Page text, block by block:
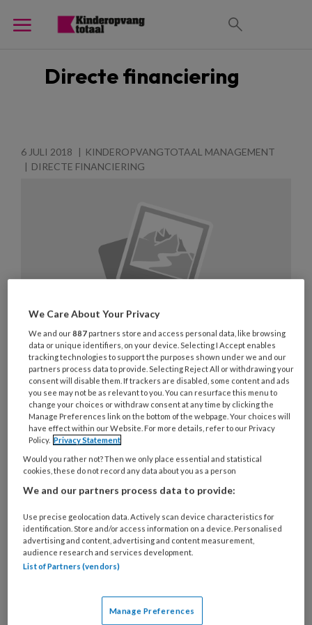
Directe financiering
6 JULI 2018
KINDEROPVANGTOTAAL MANAGEMENT
DIRECTE FINANCIERING
‘Verhoog de maximum uurprijs’
Uit het praktijkonderzoek naar het kosteneffect
van de bkr-maatregel voor baby's komt, net als in
het SEO-onderzoek, naar voren dat
Gemiddeld 7,3 procent, berekende Buitenhek.
financiering
We Care About Your Privacy
We and our887 partners store and access personal data, like browsing
data or unique identifiers, on your device. Selecting I Accept enables
tracking technologies to support the purposes shown under we and our
partners process data to provide. Selecting Reject All or withdrawing your
consent will disable them. If trackers are disabled, some content and ads
you see may not be as relevant to you. You can resurface this menu to
change your choices or withdraw consent at any time by clicking the
Manage Preferences link on the bottom of the webpage. Your choices will
have effect within our Website. For more details, refer to our Privacy
Policy. Privacy Statement
Would you rather not? Then we only place essential and statistical
cookies, these do not record any data about you as a person
We and our partners process data to provide:
Use precise geolocation data. Actively scan device characteristics for
identification. Store and/or access information on a device. Personalised
advertising and content, advertising and content measurement,
audience research and services development.
List of Partners (vendors)
Manage Preferences